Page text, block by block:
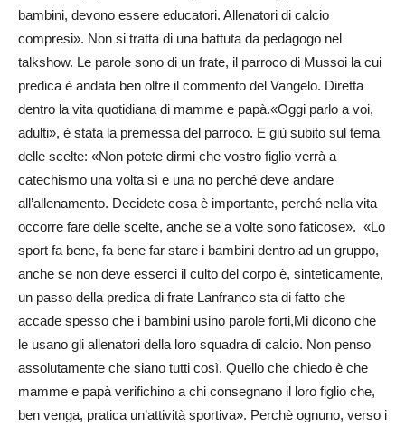
bambini, devono essere educatori. Allenatori di calcio
compresi». Non si tratta di una battuta da pedagogo nel
talkshow. Le parole sono di un frate, il parroco di Mussoi la cui
predica è andata ben oltre il commento del Vangelo. Diretta
dentro la vita quotidiana di mamme e papà.«Oggi parlo a voi,
adulti», è stata la premessa del parroco. E giù subito sul tema
delle scelte: «Non potete dirmi che vostro figlio verrà a
catechismo una volta sì e una no perché deve andare
all’allenamento. Decidete cosa è importante, perché nella vita
occorre fare delle scelte, anche se a volte sono faticose». «Lo
sport fa bene, fa bene far stare i bambini dentro ad un gruppo,
anche se non deve esserci il culto del corpo è, sinteticamente,
un passo della predica di frate Lanfranco sta di fatto che
accade spesso che i bambini usino parole forti,Mi dicono che
le usano gli allenatori della loro squadra di calcio. Non penso
assolutamente che siano tutti così. Quello che chiedo è che
mamme e papà verifichino a chi consegnano il loro figlio che,
ben venga, pratica un’attività sportiva». Perchè ognuno, verso i